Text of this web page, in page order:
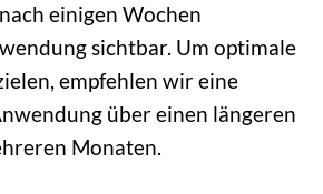
einigen Wochen
sichtbar. Um optimale
empfehlen wir eine
über einen längeren
Monaten.